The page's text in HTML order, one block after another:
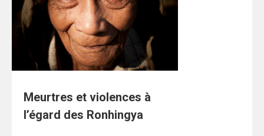
Meurtres et violences à
l’égard des Ronhingya